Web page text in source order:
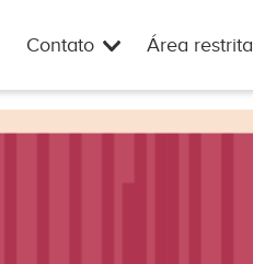
Contato Área restrita